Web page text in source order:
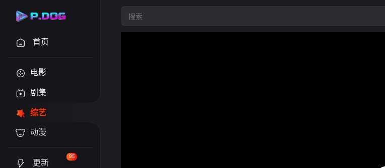
首页
电影
剧集
综艺
动漫
更新
95